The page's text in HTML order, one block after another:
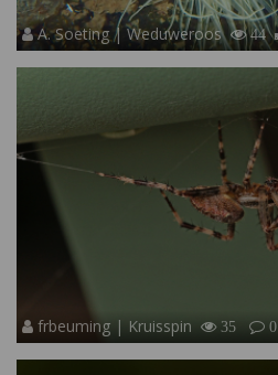
A. Soeting | Weduweroos 44
frbeuming | Kruisspin 35 0